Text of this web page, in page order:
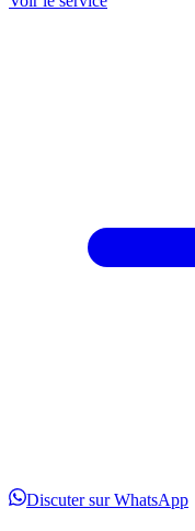
Discuter sur WhatsApp